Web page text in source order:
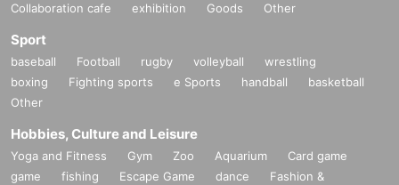
Collaboration cafe exhibition Goods Other
Sport
baseball Football rugby volleyball
wrestling
boxing
Fighting sports e Sports handball
basketball
Other
Hobbies, Culture and Leisure
Yoga and Fitness Gym Zoo Aquarium
Card game
game
fishing Escape Game dance
Fashion &